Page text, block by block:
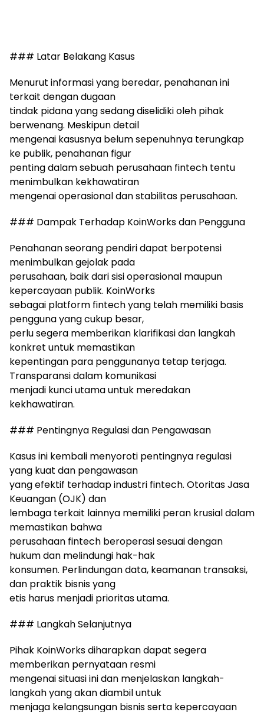
### Latar Belakang Kasus
Menurut informasi yang beredar, penahanan ini
terkait dengan dugaan
tindak pidana yang sedang diselidiki oleh pihak
berwenang. Meskipun detail
mengenai kasusnya belum sepenuhnya terungkap
ke publik, penahanan figur
penting dalam sebuah perusahaan fintech tentu
menimbulkan kekhawatiran
mengenai operasional dan stabilitas perusahaan.
### Dampak Terhadap KoinWorks dan Pengguna
Penahanan seorang pendiri dapat berpotensi
menimbulkan gejolak pada
perusahaan, baik dari sisi operasional maupun
kepercayaan publik. KoinWorks
sebagai platform fintech yang telah memiliki basis
pengguna yang cukup besar,
perlu segera memberikan klarifikasi dan langkah
konkret untuk memastikan
kepentingan para penggunanya tetap terjaga.
Transparansi dalam komunikasi
menjadi kunci utama untuk meredakan
kekhawatiran.
### Pentingnya Regulasi dan Pengawasan
Kasus ini kembali menyoroti pentingnya regulasi
yang kuat dan pengawasan
yang efektif terhadap industri fintech. Otoritas Jasa
Keuangan (OJK) dan
lembaga terkait lainnya memiliki peran krusial dalam
memastikan bahwa
perusahaan fintech beroperasi sesuai dengan
hukum dan melindungi hak-hak
konsumen. Perlindungan data, keamanan transaksi,
dan praktik bisnis yang
etis harus menjadi prioritas utama.
### Langkah Selanjutnya
Pihak KoinWorks diharapkan dapat segera
memberikan pernyataan resmi
mengenai situasi ini dan menjelaskan langkah-
langkah yang akan diambil untuk
menjaga kelangsungan bisnis serta kepercayaan